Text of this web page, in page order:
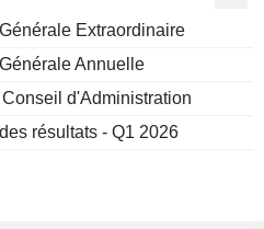
Extraordinaire
Annuelle
d'Administration
résultats - Q1 2026